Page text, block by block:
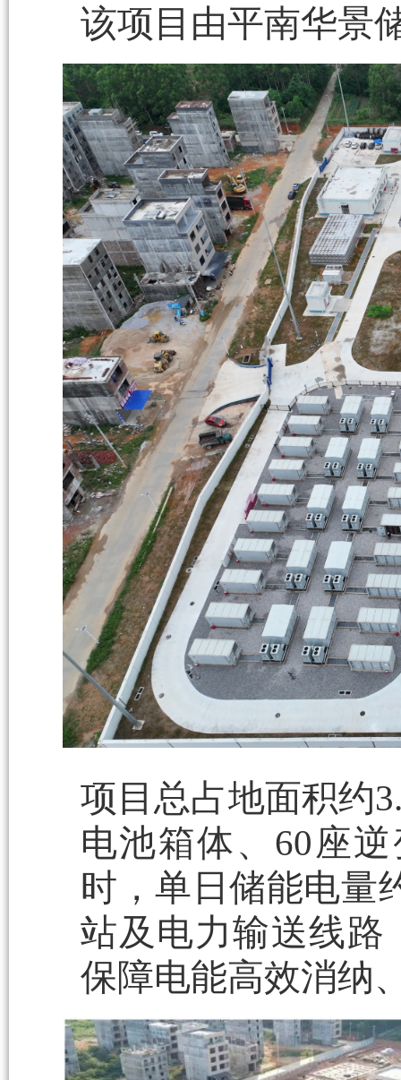
该项目由平南华景
项目总占地面积约
电池箱体、60座
时，单日储能电量
站及电力输送线路
保障电能高效消纳